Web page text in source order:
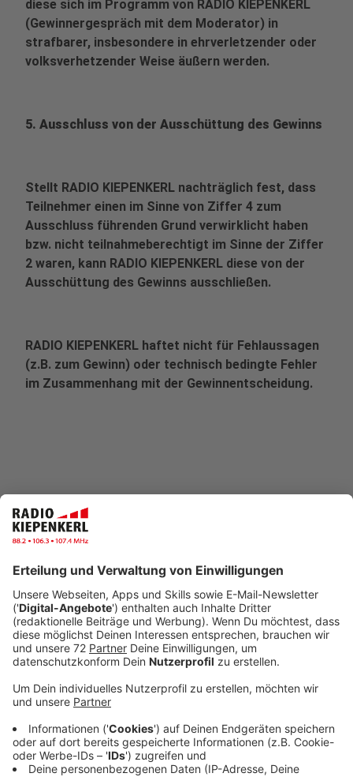
diese sich im Programm von RADIO KIEPENKERL
(Gewinnergespräch mit dem Moderator) in
strafbarer, insbesondere in ehrverletzender oder
volksverhetzender Weise äußern werden.
5. Ausschluss von der Ausschüttung des Gewinns
Stellt RADIO KIEPENKERL nachträglich fest, dass
Teilnehmer einen im Sinne von Ziffer 4 zum
Ausschluss führenden Grund verwirklicht haben
bzw. nicht teilnahmeberechtigt im Sinne der Ziffer
2 waren, kann RADIO KIEPENKERL diese von der
Ausschüttung des Gewinns ausschließen.
RADIO KIEPENKERL haftet nicht für Fehlaussagen
(z.B. zum Gewinn) oder technisch bedingte Fehler
im Zusammenhang mit der Gewinnentscheidung.
6. Abbruch der Aktion
RADIO KIEPENKERL behält sich vor, die Aktion
jederzeit abzubrechen oder zu beenden. Dies gilt
insbesondere bei höherer Gewalt oder falls die
Aktion aus anderen organisatorischen,
technischen oder rechtlichen Gründen nicht
durchgeführt bzw. fortgesetzt werden kann. Den
Teilnehmer stehen in einem solchen Fall keine
Ansprüche gegen RADIO KIEPENKERL zu.
7. Rechtsweg